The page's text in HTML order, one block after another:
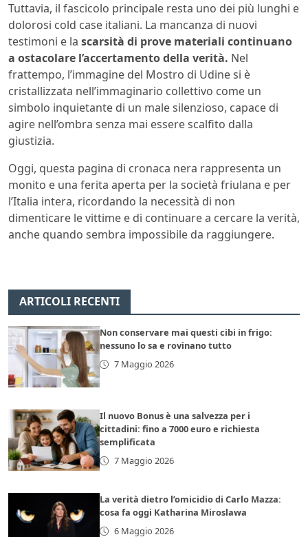
Tuttavia, il fascicolo principale resta uno dei più lunghi e
dolorosi cold case italiani. La mancanza di nuovi
testimoni e la scarsità di prove materiali continuano
a ostacolare l’accertamento della verità. Nel
frattempo, l’immagine del Mostro di Udine si è
cristallizzata nell’immaginario collettivo come un
simbolo inquietante di un male silenzioso, capace di
agire nell’ombra senza mai essere scalfito dalla
giustizia.
Oggi, questa pagina di cronaca nera rappresenta un
monito e una ferita aperta per la società friulana e per
l’Italia intera, ricordando la necessità di non
dimenticare le vittime e di continuare a cercare la verità,
anche quando sembra impossibile da raggiungere.
ARTICOLI RECENTI
Non conservare mai questi cibi in frigo:
nessuno lo sa e rovinano tutto
7 Maggio 2026
Il nuovo Bonus è una salvezza per i
cittadini: fino a 7000 euro e richiesta
semplificata
7 Maggio 2026
La verità dietro l’omicidio di Carlo Mazza:
cosa fa oggi Katharina Miroslawa
6 Maggio 2026